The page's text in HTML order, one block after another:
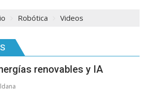
Robótica Videos
renovables y IA